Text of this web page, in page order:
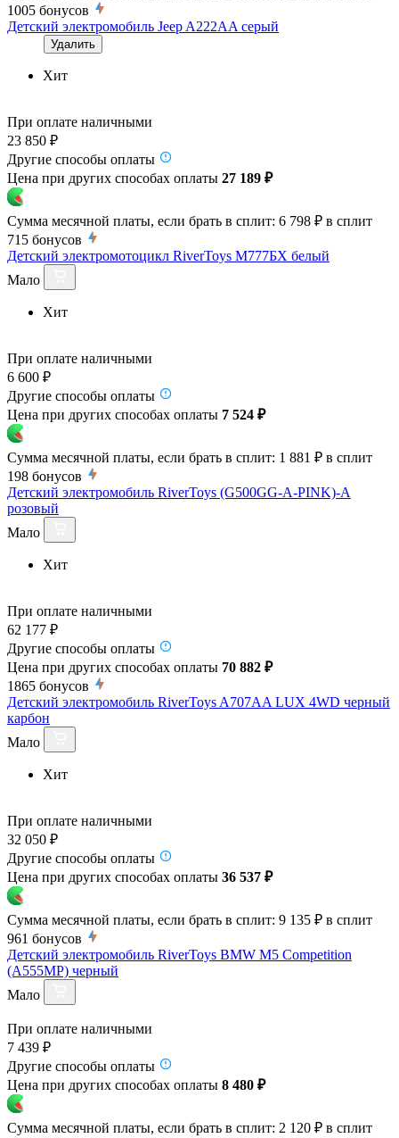
1005 бонусов
Детский электромобиль Jeep A222AA серый
Удалить
Хит
При оплате наличными
23 850 ₽
Другие способы оплаты
Цена при других способах оплаты 27 189 ₽
Сумма месячной платы, если брать в сплит: 6 798 ₽ в сплит
715 бонусов
Детский электромотоцикл RiverToys М777БХ белый
Мало
Хит
При оплате наличными
6 600 ₽
Другие способы оплаты
Цена при других способах оплаты 7 524 ₽
Сумма месячной платы, если брать в сплит: 1 881 ₽ в сплит
198 бонусов
Детский электромобиль RiverToys (G500GG-A-PINK)-A
розовый
Мало
Хит
При оплате наличными
62 177 ₽
Другие способы оплаты
Цена при других способах оплаты 70 882 ₽
1865 бонусов
Детский электромобиль RiverToys A707AA LUX 4WD черный
карбон
Мало
Хит
При оплате наличными
32 050 ₽
Другие способы оплаты
Цена при других способах оплаты 36 537 ₽
Сумма месячной платы, если брать в сплит: 9 135 ₽ в сплит
961 бонусов
Детский электромобиль RiverToys BMW M5 Competition
(A555MP) черный
Мало
При оплате наличными
7 439 ₽
Другие способы оплаты
Цена при других способах оплаты 8 480 ₽
Сумма месячной платы, если брать в сплит: 2 120 ₽ в сплит